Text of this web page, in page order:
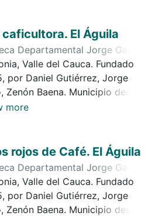
comercio, industria, entre otros.
turístico: cerro de cubides,
caza y pesca, río barragán,
lagos. Observamos en la
vivienda típica de la cultura
caficultora. El Águila
Departamental Jorge Garcés
,2014-11-10) Comité de
Valle del Cauca. Fundado
por Daniel Gutiérrez, Jorge
Zenón Baena. Municipio desde
importante en
comercio, industria, entre otros.
turístico: cerro de cubides,
caza y pesca, río barragán,
lagos. Observamos en la
mujer caficultora en
de café
more
rojos de Café. El Águila
Departamental Jorge Garcés
,2014-11-10) Comité de
Valle del Cauca. Fundado
por Daniel Gutiérrez, Jorge
Zenón Baena. Municipio desde